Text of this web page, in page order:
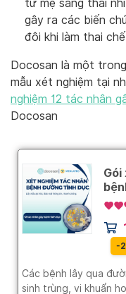
từ mẹ sang thai
gây ra các biến
đôi khi làm thai
Docosan là một
mẫu xét nghiệm tại
nghiệm 12 tác nhân
Docosan